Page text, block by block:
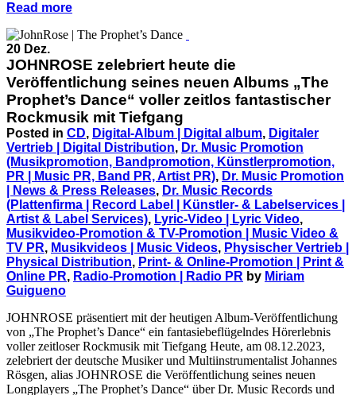
Read more
20 Dez.
JOHNROSE zelebriert heute die
Veröffentlichung seines neuen Albums „The
Prophet’s Dance“ voller zeitlos fantastischer
Rockmusik mit Tiefgang
Posted in CD, Digital-Album | Digital album, Digitaler
Vertrieb | Digital Distribution, Dr. Music Promotion
(Musikpromotion, Bandpromotion, Künstlerpromotion,
PR | Music PR, Band PR, Artist PR), Dr. Music Promotion
| News & Press Releases, Dr. Music Records
(Plattenfirma | Record Label | Künstler- & Labelservices |
Artist & Label Services), Lyric-Video | Lyric Video,
Musikvideo-Promotion & TV-Promotion | Music Video &
TV PR, Musikvideos | Music Videos, Physischer Vertrieb |
Physical Distribution, Print- & Online-Promotion | Print &
Online PR, Radio-Promotion | Radio PR by Miriam
Guigueno
JOHNROSE präsentiert mit der heutigen Album-Veröffentlichung
von „The Prophet’s Dance“ ein fantasiebeflügelndes Hörerlebnis
voller zeitloser Rockmusik mit Tiefgang Heute, am 08.12.2023,
zelebriert der deutsche Musiker und Multiinstrumentalist Johannes
Rösgen, alias JOHNROSE die Veröffentlichung seines neuen
Longplayers „The Prophet’s Dance“ über Dr. Music Records und